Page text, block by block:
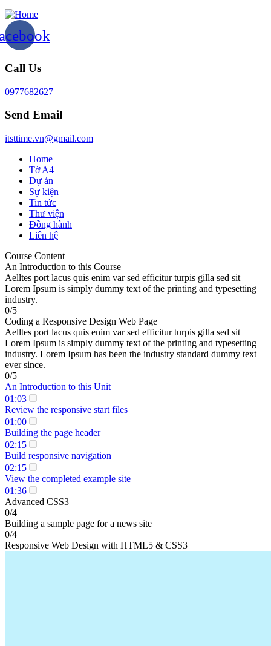
Call Us
0977682627
Send Email
itsttime.vn@gmail.com
Home
Tờ A4
Dự án
Sự kiện
Tin tức
Thư viện
Đồng hành
Liên hệ
Course Content
An Introduction to this Course
Aelltes port lacus quis enim var sed efficitur turpis gilla sed sit
Lorem Ipsum is simply dummy text of the printing and typesetting
industry.
0/5
Coding a Responsive Design Web Page
Aelltes port lacus quis enim var sed efficitur turpis gilla sed sit
Lorem Ipsum is simply dummy text of the printing and typesetting
industry. Lorem Ipsum has been the industry standard dummy text
ever since.
0/5
An Introduction to this Unit
01:03
Review the responsive start files
01:00
Building the page header
02:15
Build responsive navigation
02:15
View the completed example site
01:36
Advanced CSS3
0/4
Building a sample page for a news site
0/4
Responsive Web Design with HTML5 & CSS3